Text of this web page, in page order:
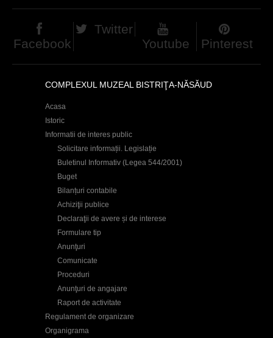
Facebook
Twitter
Youtube
Pinterest
COMPLEXUL MUZEAL BISTRIŢA-NĂSĂUD
Acasa
Istoric
Informatii de interes public
Solicitare informații. Legislație
Buletinul Informativ (Legea 544/2001)
Buget
Bilanțuri contabile
Achiziţii publice
Declaraţii de avere și de interese
Formulare tip
Anunţuri
Comunicate
Proceduri
Anunţuri de angajare
Raport de activitate
Regulament de organizare
Organigrama